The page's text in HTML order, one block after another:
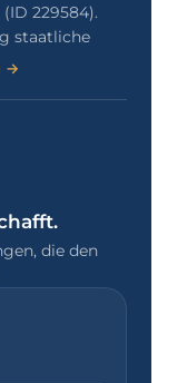
229584).
staatliche
→
die den